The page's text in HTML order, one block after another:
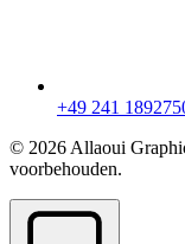
+49 241
© 2026 Allaoui
voorbehouden.